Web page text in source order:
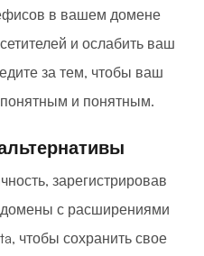
в вашем домене
и ослабить ваш
за тем, чтобы ваш
и понятным.
зарегистрировав
с расширениями
чтобы сохранить свое